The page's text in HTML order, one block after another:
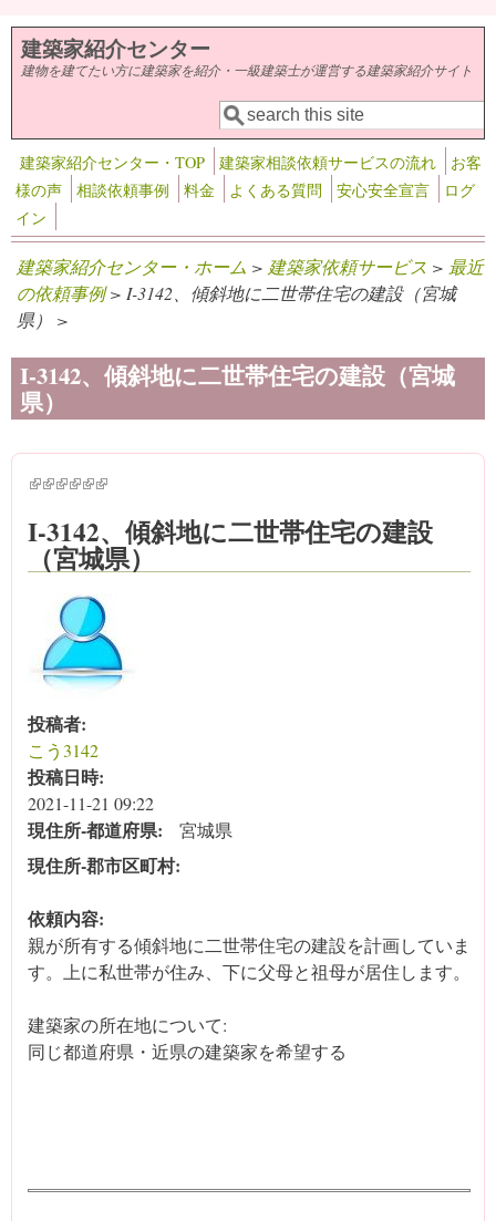
メインコンテンツに移動
建築家紹介センター
建物を建てたい方に建築家を紹介・一級建築士が運営する建築家紹介サイト
検索フォーム
検索
建築家紹介センター・TOP 建築家相談依頼サービスの流れ
お客
様の声
相談依頼事例 料金 よくある質問 安心安全宣言
ログ
イン
建築家紹介センター・ホーム > 建築家依頼サービス > 最近
の依頼事例> I-3142、傾斜地に二世帯住宅の建設（宮城
県） >
I-3142、傾斜地に二世帯住宅の建設（宮城
県）
(link is external)
(link is external)
(link is external)
(link is external)
(link is external)
(link is external)
I-3142、傾斜地に二世帯住宅の建設
（宮城県）
投稿者:
こう3142
投稿日時:
2021-11-21 09:22
現住所‐都道府県: 宮城県
現住所‐郡市区町村:
依頼内容:
親が所有する傾斜地に二世帯住宅の建設を計画していま
す。上に私世帯が住み、下に父母と祖母が居住します。
建築家の所在地について:
同じ都道府県・近県の建築家を希望する